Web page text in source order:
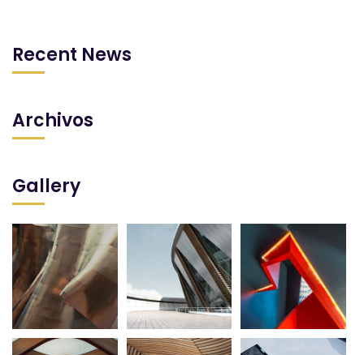
Recent News
Archivos
Gallery